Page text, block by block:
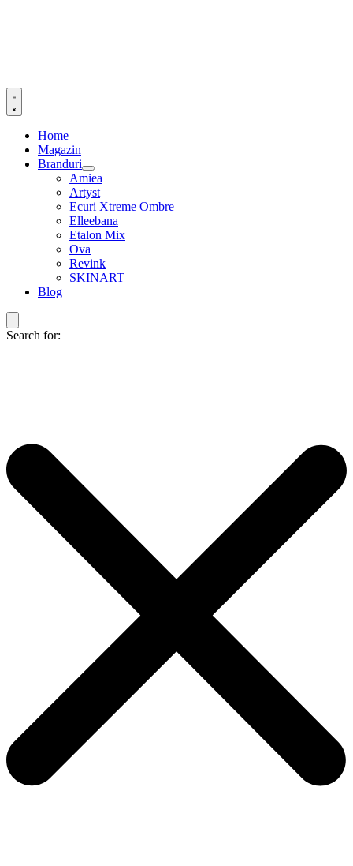
Home
Magazin
Branduri
Amiea
Artyst
Ecuri Xtreme Ombre
Elleebana
Etalon Mix
Ova
Revink
SKINART
Blog
Search for: